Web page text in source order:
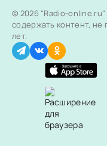
© 2026 "Radio-
содержать контент, не
лет.